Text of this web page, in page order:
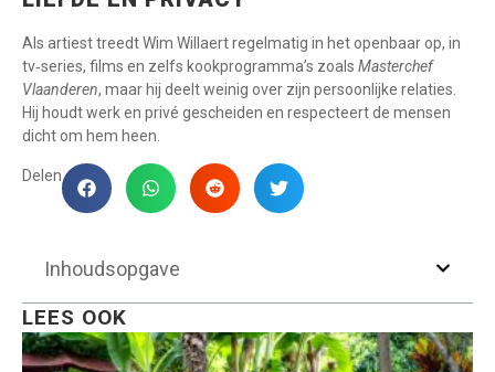
Als artiest treedt Wim Willaert regelmatig in het openbaar op, in
tv‑series, films en zelfs kookprogramma’s zoals Masterchef
Vlaanderen, maar hij deelt weinig over zijn persoonlijke relaties.
Hij houdt werk en privé gescheiden en respecteert de mensen
dicht om hem heen.
Delen
Inhoudsopgave
LEES OOK